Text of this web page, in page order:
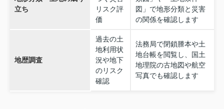
立ち
リスク評
価
図」で地形分類と災害
の関係を確認します
地歴調査
過去の土
地利用状
況や地下
のリスク
確認
法務局で閉鎖謄本や土
地台帳を閲覧し、国土
地理院の古地図や航空
写真でも確認します